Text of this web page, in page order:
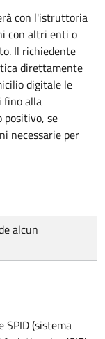
con l'istruttoria
con altri enti o
Il richiedente
direttamente
digitale le
fino alla
positivo, se
necessarie per
alcun
SPID (sistema